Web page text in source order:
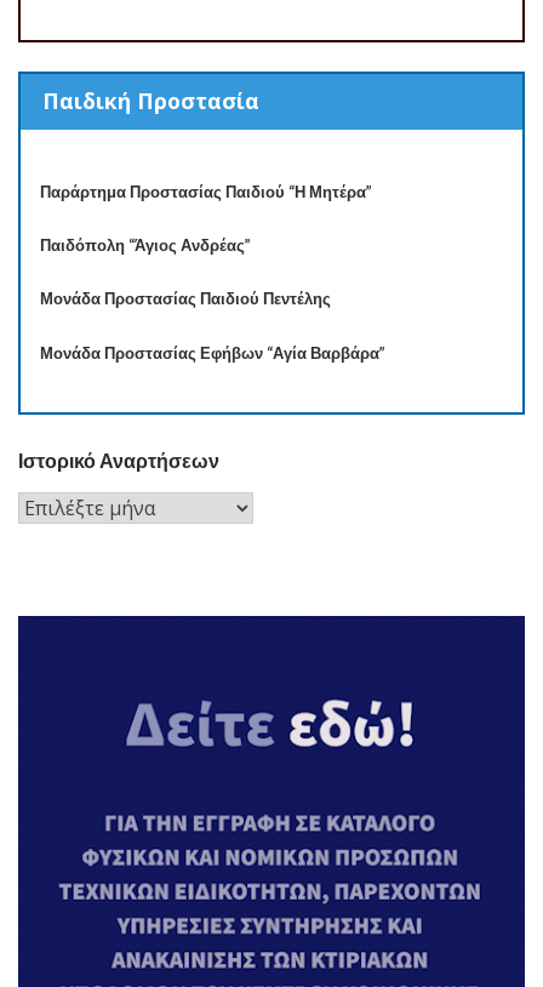
Παιδική Προστασία
Παράρτημα Προστασίας Παιδιού “Η Μητέρα”
Παιδόπολη “Άγιος Ανδρέας”
Μονάδα Προστασίας Παιδιού Πεντέλης
Μονάδα Προστασίας Εφήβων “Αγία Βαρβάρα”
Ιστορικό Αναρτήσεων
Ιστορικό